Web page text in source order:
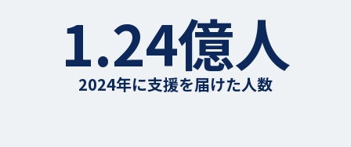
1.24億人
2024年に支援を届けた人数